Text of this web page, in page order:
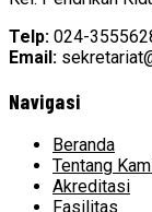
Telp: 024-
Email:
Navigasi
Beranda
Tentang
Akreditasi
Fasilitas